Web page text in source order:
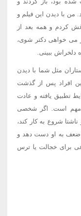
من با دیدن این فیلم و
کردم و همه بعد از
می خواهی دکتر شوی،
ببینی.
مثل شما با دیدن
افراد پس از گذشت
تطبیق یافته و عادت
مهم است. اگر شخصی
شروع به کار کند،
ضعف به او دست دهد و
برای خجالت یا ترس